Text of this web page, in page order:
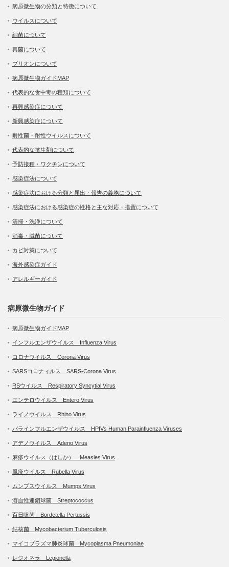
病原微生物の分類と特徴について
ウイルスについて
細菌について
真菌について
プリオンについて
病原微生物ガイドMAP
代表的な食中毒の種類について
再興感染症について
新興感染症について
耐性菌・耐性ウイルスについて
代表的な抗生剤について
予防接種・ワクチンについて
感染症法について
感染症法における分類と届出・報告の義務について
感染症法における感染症の性格と主な対応・措置について
清掃・洗浄について
消毒・滅菌について
カビ対策について
海外感染症ガイド
アレルギーガイド
病原微生物ガイド
病原微生物ガイドMAP
インフルエンザウイルス Influenza Virus
コロナウイルス Corona Virus
SARSコロナィルス SARS-Corona Virus
RSウイルス Respiratory Syncytial Virus
エンテロウイルス Entero Virus
ライノウイルス Rhino Virus
パラインフルエンザウイルス HPIVs Human Parainfluenza Viruses
アデノウイルス Adeno Virus
麻疹ウイルス（はしか） Measles Virus
風疹ウイルス Rubella Virus
ムンプスウイルス Mumps Virus
溶血性連鎖球菌 Streptococcus
百日咳菌 Bordetella Pertussis
結核菌 Mycobacterium Tuberculosis
マイコプラズマ肺炎球菌 Mycoplasma Pneumoniae
レジオネラ Legionella